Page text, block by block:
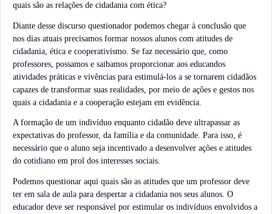
quais são as relações de cidadania com ética?
Diante desse discurso questionador podemos chegar à conclusão que
nos dias atuais precisamos formar nossos alunos com atitudes de
cidadania, ética e cooperativismo. Se faz necessário que, como
professores, possamos e saibamos proporcionar aos educandos
atividades práticas e vivências para estimulá-los a se tornarem cidadãos
capazes de transformar suas realidades, por meio de ações e gestos nos
quais a cidadania e a cooperação estejam em evidência.
A formação de um indivíduo enquanto cidadão deve ultrapassar as
expectativas do professor, da família e da comunidade. Para isso, é
necessário que o aluno seja incentivado a desenvolver ações e atitudes
do cotidiano em prol dos interesses sociais.
Podemos questionar aqui quais são as atitudes que um professor deve
ter em sala de aula para despertar a cidadania nos seus alunos. O
educador deve ser responsável por estimular os indivíduos envolvidos a